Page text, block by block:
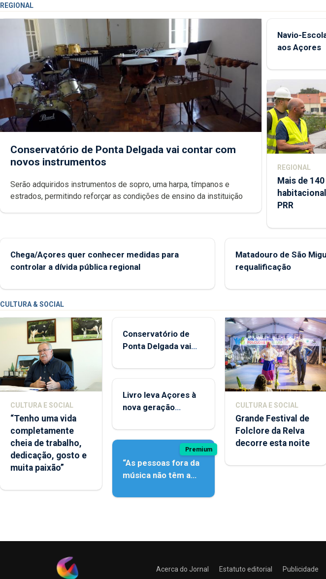
REGIONAL
Conservatório de Ponta Delgada vai contar com
novos instrumentos
Serão adquiridos instrumentos de sopro, uma harpa, tímpanos e
estrados, permitindo reforçar as condições de ensino da instituição
Navio-
aos Açores
REGIONAL
Mais de
PRR
Chega/Açores quer conhecer medidas para
controlar a dívida pública regional
Matadouro de São
requalificação
CULTURA & SOCIAL
CULTURA E SOCIAL
“Tenho uma vida
completamente
cheia de trabalho,
dedicação, gosto e
muita paixão”
Conservatório de
Ponta Delgada vai
instrumentos
Livro leva Açores à
nova geração
Premium
“As pessoas fora da
música não têm a
é produzir uma
CULTURA E SOCIAL
Grande Festival de
Folclore da Relva
decorre esta noite
Acerca do Jornal Estatuto editorial Publicidade